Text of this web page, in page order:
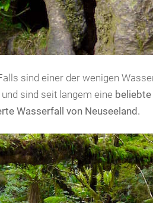
sind einer der wenigen
und sind seit langem eine
Wasserfall von Neuseeland.